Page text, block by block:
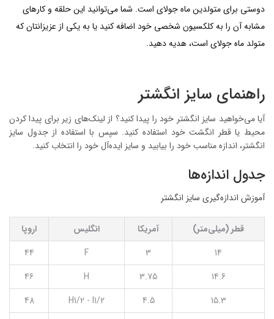
دوستی برای متولدین ماه جولای است. شما می‌توانید این حلقه و کارهای
مشابه آن را به کلکسیون شخصی خود اضافه کنید یا به یکی از عزیزانتان که
متولد ماه جولای است، هدیه دهید.
راهنمای سایز انگشتر
آیا می‌خواهید سایز انگشتر خود را پیدا کنید؟ از لینک‌های زیر برای پیدا کردن
محیط یا قطر انگشت خود استفاده کنید. سپس با استفاده از جدول سایز
انگشتر، اندازه مناسب خود را بیابید و سایز ایده‌آل خود را انتخاب کنید.
جدول اندازه‌ها
آموزش اندازه‌گیری سایز انگشتر
قطر (میلی‌متر) آمریکا انگلیس
اروپا
14
3
F
44
14.6
3.75
H
46
15.3
4.5
H1/2 - I1/2
48